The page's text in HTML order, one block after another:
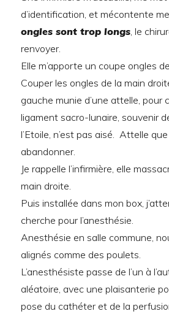
d’identification, et mécontente
ongles sont trop longs, le
renvoyer.
Elle m’apporte un coupe ongles
Couper les ongles de la main
gauche munie d’une attelle, pour
ligament sacro-lunaire, souvenir
l’Etoile, n’est pas aisé. Attelle
abandonner.
Je rappelle l’infirmière, elle
main droite.
Puis installée dans mon box,
cherche pour l’anesthésie.
Anesthésie en salle commune,
alignés comme des poulets.
L’anesthésiste passe de l’un à
aléatoire, avec une plaisanterie
pose du cathéter et de la